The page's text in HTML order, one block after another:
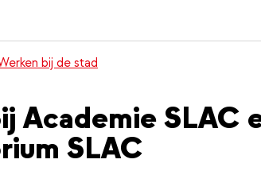
bij de stad
Academie SLAC
SLAC